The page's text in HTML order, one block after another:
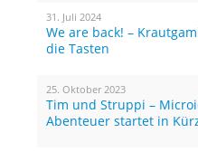
31. Juli 2024
We are back! –
die Tasten
25. Oktober 2023
Tim und Struppi –
Abenteuer startet in